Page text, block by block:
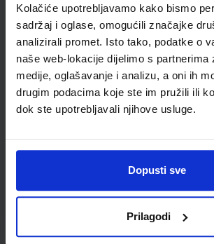
Kolačiće upotrebljavamo kako bismo
sadržaj i oglase, omogućili značajke
analizirali promet. Isto tako, podatke o
naše web-lokacije dijelimo s partnerima
medije, oglašavanje i analizu, a oni ih
drugim podacima koje ste im pružili ili
dok ste upotrebljavali njihove usluge.
Dopusti sve
Prilagodi
Newsletter
Prijavite se kako bi primali
proizvodima i uslugama,
pogodnostima